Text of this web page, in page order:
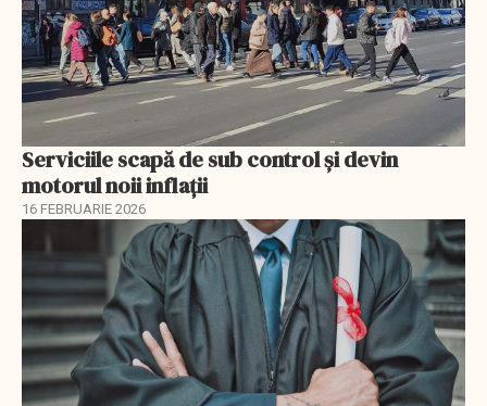
Serviciile scapă de sub control și devin
motorul noii inflații
16 FEBRUARIE 2026